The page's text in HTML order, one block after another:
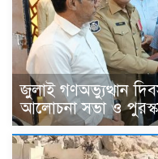
জুলাই গণঅভ্যুত্থান
আলোচনা সভা ও